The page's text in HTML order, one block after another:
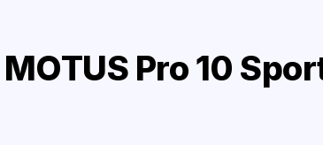
MOTUS Pro 10